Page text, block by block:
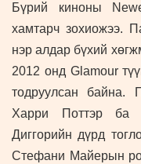
Бүрий киноны
хамтарч зохиожээ.
нэр алдар бүхий
2012 онд Glamour
тодруулсан байна.
Харри Поттэр ба
Диггорийн дүрд
Стефани Майерын